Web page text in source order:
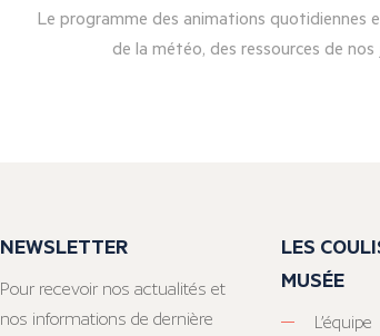
Le programme des animations quotidiennes
de la météo, des ressources de
NEWSLETTER
Pour recevoir nos actualités et
nos informations de dernière
LES
MUSÉE
L’équipe